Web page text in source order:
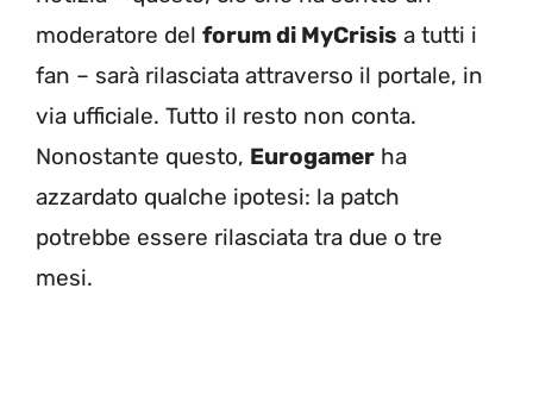
moderatore del forum di MyCrisis a tutti i
fan – sarà rilasciata attraverso il portale, in
via ufficiale. Tutto il resto non conta.
Nonostante questo, Eurogamer ha
azzardato qualche ipotesi: la patch
potrebbe essere rilasciata tra due o tre
mesi.